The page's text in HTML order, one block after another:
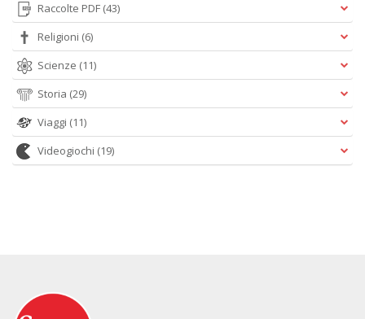
Raccolte PDF (43)
Religioni (6)
Scienze (11)
Storia (29)
Viaggi (11)
Videogiochi (19)